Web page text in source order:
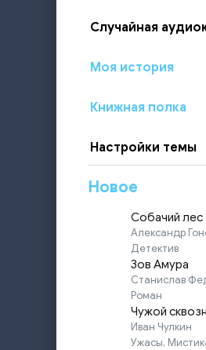
Случайная
Моя история
Книжная полка
Настройки темы
Новое
Собачий лес
Александр
Детектив
Зов Амура
Станислав
Роман
Чужой
Иван Чулкин
Ужасы,